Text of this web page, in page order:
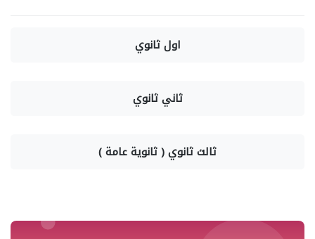
اول ثانوي
ثاني ثانوي
ثالث ثانوي ( ثانوية عامة )